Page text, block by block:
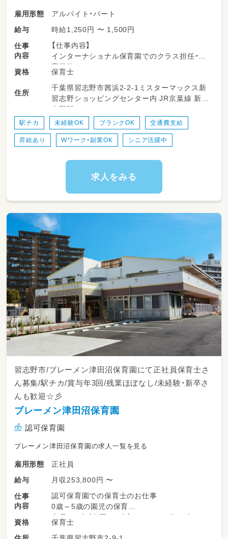
雇用形態
アルバイト・パート
給与
時給1,250円 〜 1,500円
仕事
内容
【仕事内容】
インターナショナル保育園でのクラス担任・保
育業務。
各園に在籍する英語講師と協力し、遊びや「モー
ニングサークル」などを通して、子どもたちが自
然と英語に親しめる環境を一緒に作っていきま
【英語との関わり方は？】
乳児クラスを含め、保育士が主体となってクラ
で一緒に歌ったり、英語のアクティビティを盛
り上げたり🎵
り合い、無理なく楽しめるバランスが魅力です！
子をしたり、子どもたちの「楽しい！」をサポー
トすることからスタート。英語を好きになる“最
初のきっかけ”を、一緒に届けていきませんか？
🤝
【具体的な業務内容】
🌱 クラス担任業務（0～5歳児）
🎈 英語講師との共同アクティビティの進行
📝 認可基準に沿った指導計画・書類の作成（日
本語）
🏫 保護者対応、園内清掃、その他保育付随業務
資格 保育士
住所
千葉県習志野市茜浜2-2-1ミスターマックス新
習志野ショッピングセンター内 JR京葉線 新習
志野駅
駅チカ 未経験OK ブランクOK 交通費支給
昇給あり Wワーク・副業OK シニア活躍中
求人をみる
習志野市/ブレーメン津田沼保育園にて正社員保育士さ
ん募集/駅チカ/賞与年3回/残業ほぼなし/未経験・新卒さ
んも歓迎☆彡
ブレーメン津田沼保育園
認可保育園
ブレーメン津田沼保育園の求人一覧を見る
雇用形態
正社員
給与
月収253,800円 〜
仕事
内容
認可保育園での保育士のお仕事
0歳～5歳の園児の保育
定員149名（在園149名）をスタッフ約63名でお
預かりしています
資格
保育士